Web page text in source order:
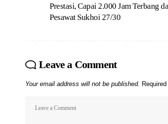
Prestasi, Capai 2.000 Jam Terbang
Pesawat Sukhoi 27/30
Leave a Comment
Your email address will not be published.